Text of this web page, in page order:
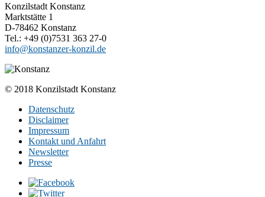
Konzilstadt Konstanz
Marktstätte 1
D-78462 Konstanz
Tel.: +49 (0)7531 363 27-0
info@konstanzer-konzil.de
© 2018 Konzilstadt Konstanz
Datenschutz
Disclaimer
Impressum
Kontakt und Anfahrt
Newsletter
Presse